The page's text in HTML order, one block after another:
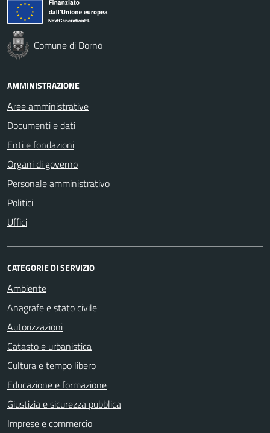
Comune di Dorno
AMMINISTRAZIONE
Aree amministrative
Documenti e dati
Enti e fondazioni
Organi di governo
Personale amministrativo
Politici
Uffici
CATEGORIE DI SERVIZIO
Ambiente
Anagrafe e stato civile
Autorizzazioni
Catasto e urbanistica
Cultura e tempo libero
Educazione e formazione
Giustizia e sicurezza pubblica
Imprese e commercio